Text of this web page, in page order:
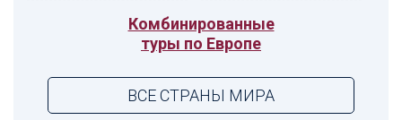
Комбинированные
туры по Европе
ВСЕ СТРАНЫ МИРА